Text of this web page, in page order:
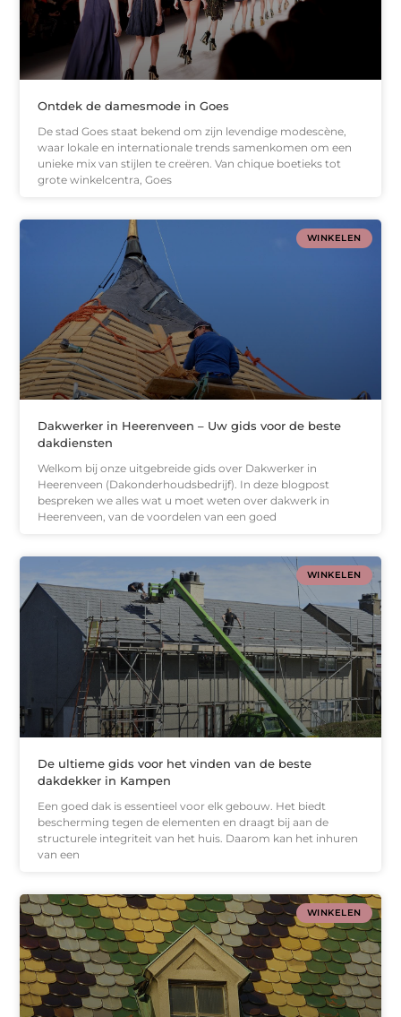
Ontdek de damesmode in Goes
De stad Goes staat bekend om zijn levendige modescène,
waar lokale en internationale trends samenkomen om een
unieke mix van stijlen te creëren. Van chique boetieks tot
grote winkelcentra, Goes
WINKELEN
Dakwerker in Heerenveen – Uw gids voor de beste
dakdiensten
Welkom bij onze uitgebreide gids over Dakwerker in
Heerenveen (Dakonderhoudsbedrijf). In deze blogpost
bespreken we alles wat u moet weten over dakwerk in
Heerenveen, van de voordelen van een goed
WINKELEN
De ultieme gids voor het vinden van de beste
dakdekker in Kampen
Een goed dak is essentieel voor elk gebouw. Het biedt
bescherming tegen de elementen en draagt bij aan de
structurele integriteit van het huis. Daarom kan het inhuren
van een
WINKELEN